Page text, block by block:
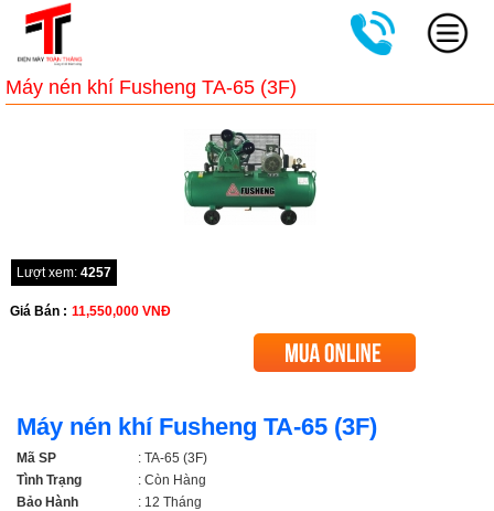
Máy nén khí Fusheng TA-65 (3F)
Lượt xem: 4257
Giá Bán : 11,550,000 VNĐ
Máy nén khí Fusheng TA-65 (3F)
Mã SP
: TA-65 (3F)
Tình Trạng
: Còn Hàng
Bảo Hành
: 12 Tháng